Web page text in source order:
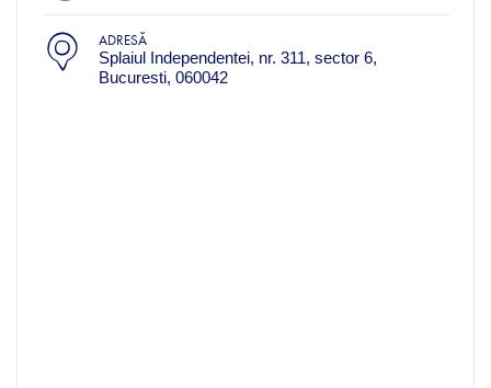
ADRESĂ
Splaiul Independentei, nr. 311, sector 6,
Bucuresti, 060042